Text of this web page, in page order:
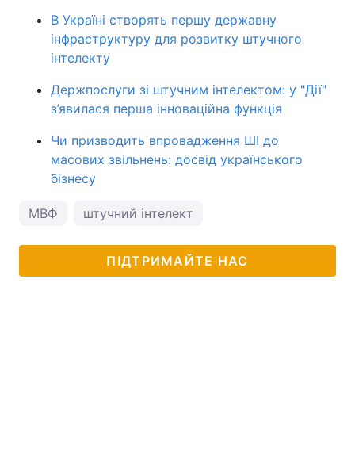
В Україні створять першу державну
інфраструктуру для розвитку штучного
інтелекту
Держпослуги зі штучним інтелектом: у "Дії"
з’явилася перша інноваційна функція
Чи призводить впровадження ШІ до
масових звільнень: досвід українського
бізнесу
МВФ штучний інтелект
ПІДТРИМАЙТЕ НАС